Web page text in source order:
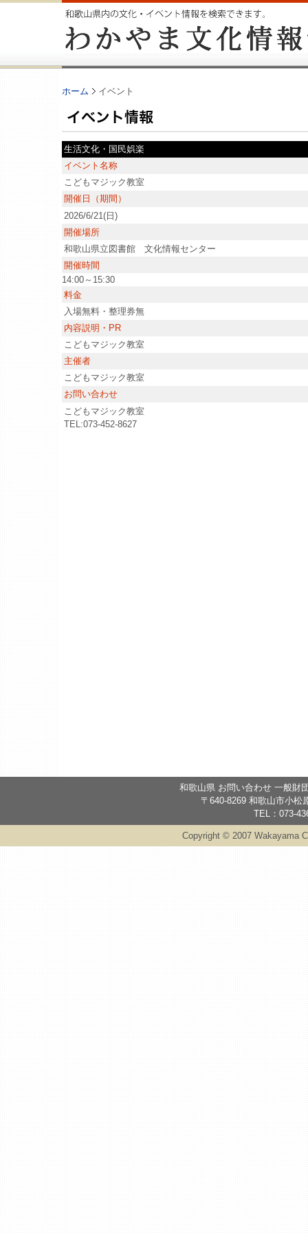
ホーム イベント
生活文化・国民娯楽
イベント名称
こどもマジック教室
開催日（期間）
2026/6/21(日)
開催場所
和歌山県立図書館 文化情報センター
開催時間
14:00～15:30
料金
入場無料・整理券無
内容説明・PR
こどもマジック教室
主催者
こどもマジック教室
お問い合わせ
こどもマジック教室
TEL:073-452-8627
和歌山県 お問い合わせ 一般財
〒640-8269 和歌山市小松
TEL：073-
Copyright © 2007 Wakayama